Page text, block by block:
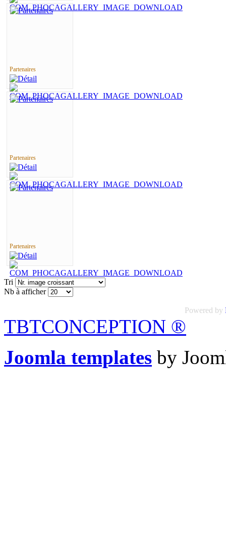
Partenaires
Partenaires
Partenaires
Tri
Nb à afficher
Powered by
TBTCONCEPTION ®
Joomla templates by